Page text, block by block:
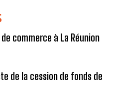
commerce à La Réunion
de la cession de fonds de